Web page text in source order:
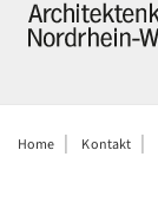
Home Kontakt